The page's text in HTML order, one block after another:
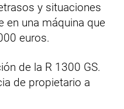
y situaciones
en una máquina que
euros.
de la R 1300 GS.
de propietario a